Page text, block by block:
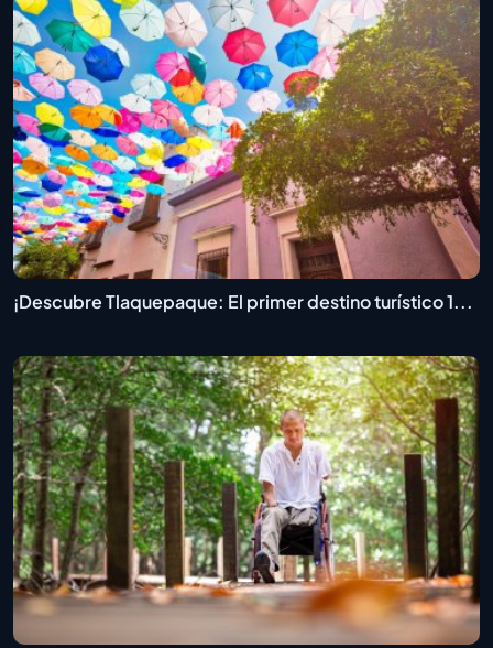
¡Descubre Tlaquepaque: El primer destino turístico 1...